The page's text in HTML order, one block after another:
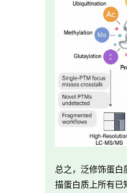
总之，泛修饰蛋白
描蛋白质上所有